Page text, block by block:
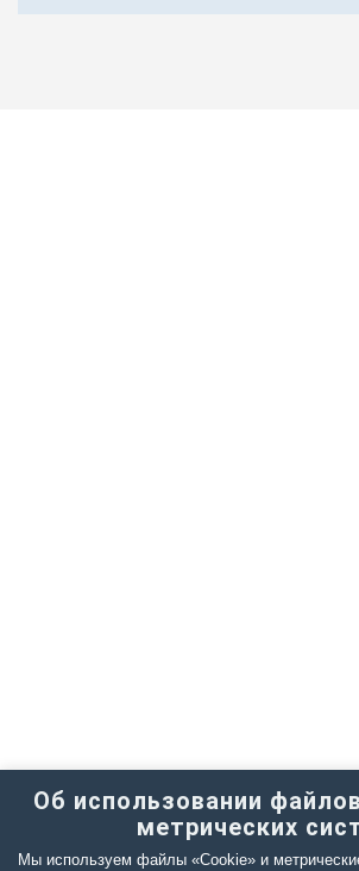
Об использовании
метрических
Мы используем файлы «Cookie» и